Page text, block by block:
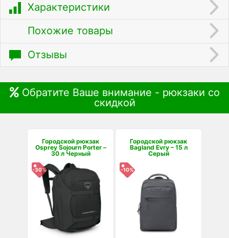
Характеристики
Похожие товары
Отзывы
Обратите Ваше внимание - рюкзаки со
скидкой
Городской рюкзак
Osprey Sojourn Porter –
30 л Черный
-30%
Городской рюкзак
Bagland Evry – 15 л
Серый
-10%